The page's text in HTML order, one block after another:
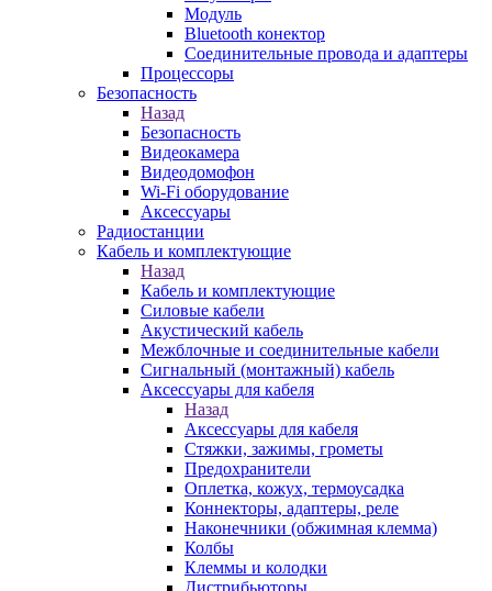
Модуль
Bluetooth конектор
Соединительные провода и адаптеры
Процессоры
Безопасность
Назад
Безопасность
Видеокамера
Видеодомофон
Wi-Fi оборудование
Аксессуары
Радиостанции
Кабель и комплектующие
Назад
Кабель и комплектующие
Силовые кабели
Акустический кабель
Межблочные и соединительные кабели
Сигнальный (монтажный) кабель
Аксессуары для кабеля
Назад
Аксессуары для кабеля
Стяжки, зажимы, грометы
Предохранители
Оплетка, кожух, термоусадка
Коннекторы, адаптеры, реле
Наконечники (обжимная клемма)
Колбы
Клеммы и колодки
Дистрибьюторы